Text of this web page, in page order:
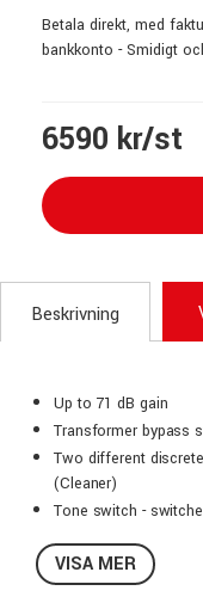
Betala direkt, med
bankkonto - Smidigt
6590 kr/st
Beskrivning
Up to 71 dB gain
Transformer bypass
Two different
(Cleaner)
Tone switch -
Hi-Z input sends the
Balanced outputs:
VISA MER